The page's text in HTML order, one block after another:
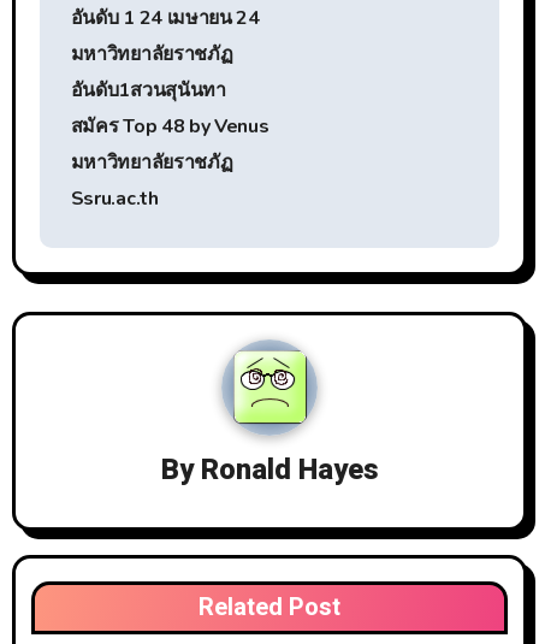
อันดับ 1 24 เมษายน 24
มหาวิทยาลัยราชภัฏ
อันดับ1สวนสุนันทา
สมัคร Top 48 by Venus
มหาวิทยาลัยราชภัฏ
Ssru.ac.th
ByRonald Hayes
Related Post